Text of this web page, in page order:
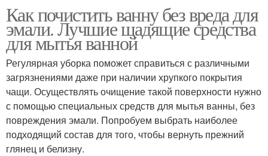
Как почистить ванну без вреда для
эмали. Лучшие щадящие средства
для мытья ванной
Регулярная уборка поможет справиться с различными
загрязнениями даже при наличии хрупкого покрытия
чащи. Осуществлять очищение такой поверхности нужно
с помощью специальных средств для мытья ванны, без
повреждения эмали. Попробуем выбрать наиболее
подходящий состав для того, чтобы вернуть прежний
глянец и белизну.